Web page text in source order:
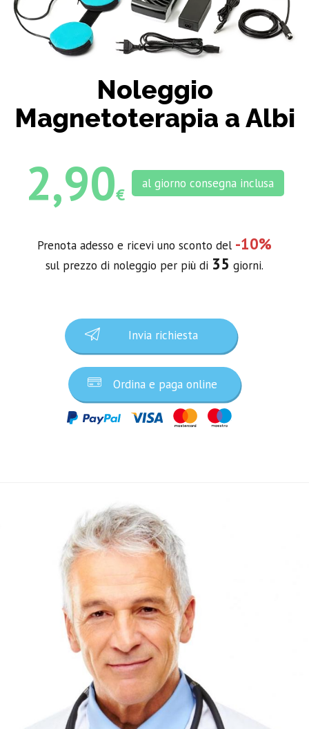
Noleggio
Magnetoterapia a Albi
2,90€
al giorno consegna inclusa
Prenota adesso e ricevi uno sconto del -10%
sul prezzo di noleggio per più di 35 giorni.
Invia richiesta
Ordina e paga online